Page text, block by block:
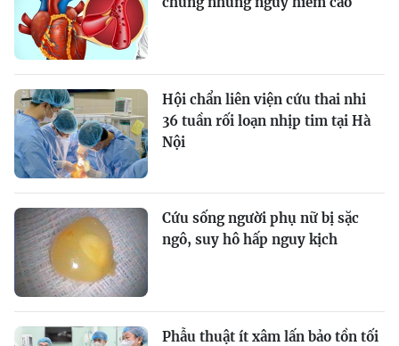
Hội chẩn liên viện cứu thai nhi
36 tuần rối loạn nhịp tim tại Hà
Nội
Cứu sống người phụ nữ bị sặc
ngô, suy hô hấp nguy kịch
Phẫu thuật ít xâm lấn bảo tồn tối